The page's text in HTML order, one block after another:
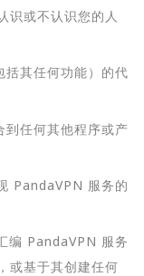
识或不认识您的人
其任何功能）的代
任何其他程序或产
PandaVPN 服务的
编 PandaVPN 服务
或基于其创建任何